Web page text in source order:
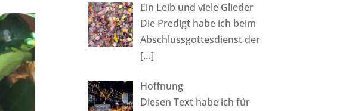
Ein Leib und viele Glieder
Die Predigt habe ich beim
Abschlussgottesdienst der
[…]
Hoffnung
Diesen Text habe ich für